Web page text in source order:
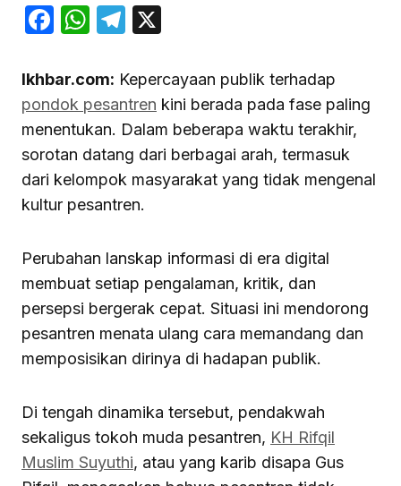
Facebook
WhatsApp
Telegram
Ikhbar.com: Kepercayaan publik terhadap
pondok pesantren kini berada pada fase paling
menentukan. Dalam beberapa waktu terakhir,
sorotan datang dari berbagai arah, termasuk
dari kelompok masyarakat yang tidak mengenal
kultur pesantren.
Perubahan lanskap informasi di era digital
membuat setiap pengalaman, kritik, dan
persepsi bergerak cepat. Situasi ini mendorong
pesantren menata ulang cara memandang dan
memposisikan dirinya di hadapan publik.
Di tengah dinamika tersebut, pendakwah
sekaligus tokoh muda pesantren, KH Rifqil
Muslim Suyuthi, atau yang karib disapa Gus